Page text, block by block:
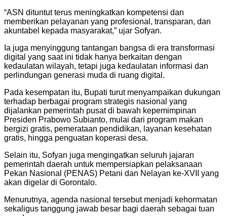
“ASN dituntut terus meningkatkan kompetensi dan
memberikan pelayanan yang profesional, transparan, dan
akuntabel kepada masyarakat,” ujar Sofyan.
Ia juga menyinggung tantangan bangsa di era transformasi
digital yang saat ini tidak hanya berkaitan dengan
kedaulatan wilayah, tetapi juga kedaulatan informasi dan
perlindungan generasi muda di ruang digital.
Pada kesempatan itu, Bupati turut menyampaikan dukungan
terhadap berbagai program strategis nasional yang
dijalankan pemerintah pusat di bawah kepemimpinan
Presiden Prabowo Subianto, mulai dari program makan
bergizi gratis, pemerataan pendidikan, layanan kesehatan
gratis, hingga penguatan koperasi desa.
Selain itu, Sofyan juga mengingatkan seluruh jajaran
pemerintah daerah untuk mempersiapkan pelaksanaan
Pekan Nasional (PENAS) Petani dan Nelayan ke-XVII yang
akan digelar di Gorontalo.
Menurutnya, agenda nasional tersebut menjadi kehormatan
sekaligus tanggung jawab besar bagi daerah sebagai tuan